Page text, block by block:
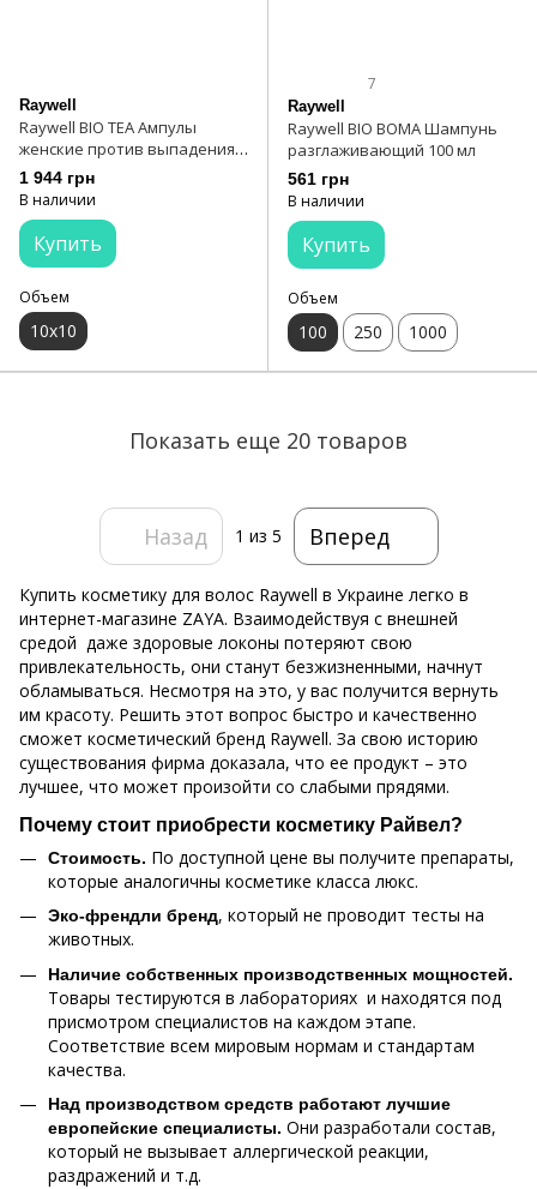
Raywell
Raywell BIO TEA Ампулы
женские против выпадения
волос 10х10 мл
1 944 грн
В наличии
Купить
Объем
10х10
7
Raywell
Raywell BIO BOMA Шампунь
разглаживающий 100 мл
561 грн
В наличии
Купить
Объем
100 250 1000
Показать еще 20 товаров
Назад 1 из 5 Вперед
Купить косметику для волос Raywell в Украине легко в
интернет-магазине ZAYA. Взаимодействуя с внешней
средой даже здоровые локоны потеряют свою
привлекательность, они станут безжизненными, начнут
обламываться. Несмотря на это, у вас получится вернуть
им красоту. Решить этот вопрос быстро и качественно
сможет косметический бренд Raywell. За свою историю
существования фирма доказала, что ее продукт – это
лучшее, что может произойти со слабыми прядями.
Почему стоит приобрести косметику Райвел?
Стоимость. По доступной цене вы получите препараты,
которые аналогичны косметике класса люкс.
Эко-френдли бренд, который не проводит тесты на
животных.
Наличие собственных производственных мощностей.
Товары тестируются в лабораториях и находятся под
присмотром специалистов на каждом этапе.
Соответствие всем мировым нормам и стандартам
качества.
Над производством средств работают лучшие
европейские специалисты. Они разработали состав,
который не вызывает аллергической реакции,
раздражений и т.д.